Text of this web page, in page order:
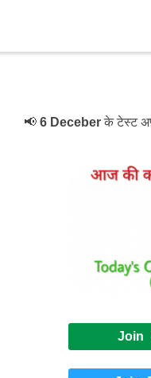
6 Deceberके टेस्ट अप्डेट्स
Join